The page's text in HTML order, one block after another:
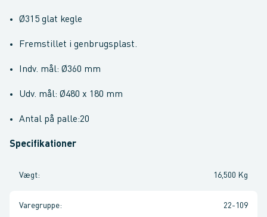
Ø315 glat kegle
Fremstillet i genbrugsplast.
Indv. mål: Ø360 mm
Udv. mål: Ø480 x 180 mm
Antal på palle:20
Specifikationer
Vægt: 16,500 Kg
Varegruppe: 22-109